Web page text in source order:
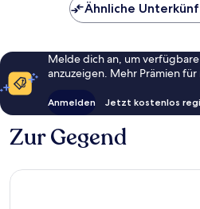
Ähnliche
Melde dich an, um
anzuzeigen. Mehr Prämien
Anmelden Jetzt kostenlos
Zur Gegend